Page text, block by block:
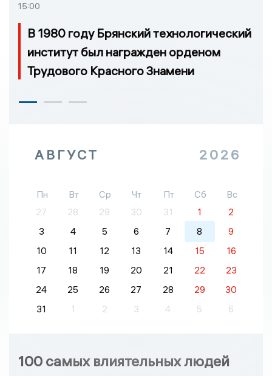
15:00
В 1980 году Брянский технологический
институт был награжден орденом
Трудового Красного Знамени
АВГУСТ 2026
Пн Вт Ср Чт Пт Сб
Вс
27
28 29 30 31 1
2
3
4 5 6 7 8
9
10
11 12 13 14 15
16
17
18 19 20 21 22
23
24
25 26 27 28 29
30
31
1 2 3 4 5 6
100 самых влиятельных людей